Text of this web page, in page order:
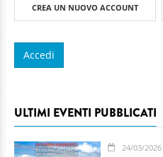
CREA UN NUOVO ACCOUNT
ULTIMI EVENTI PUBBLICATI
24/03/2026